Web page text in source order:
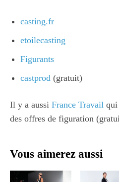
casting.fr
etoilecasting
Figurants
castprod (gratuit)
Il y a aussi France Travail qui
des offres de figuration
Vous aimerez aussi